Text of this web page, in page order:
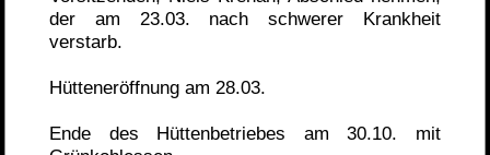
der am 23.03. nach schwerer Krankheit
verstarb.
Hütteneröffnung am 28.03.
Ende des Hüttenbetriebes am 30.10. mit